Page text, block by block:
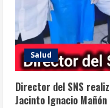
Salud
Director del SNS
Jacinto Ignacio Mañón